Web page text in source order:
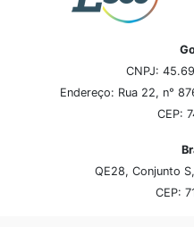
CNPJ:
Endereço: Rua 22, n°
CEP:
QE28, Conjunto
CEP: